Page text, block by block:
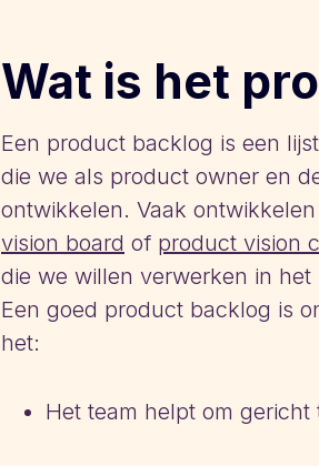
Wat is het
Een product backlog is een
die we als product owner en
ontwikkelen. Vaak
vision board of product vision
die we willen verwerken in
Een goed product backlog is
het:
Het team helpt om